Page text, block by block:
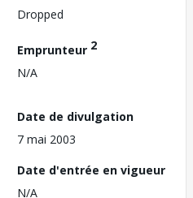
Dropped
Emprunteur 2
N/A
Date de divulgation
7 mai 2003
Date d'entrée en vigueur
N/A